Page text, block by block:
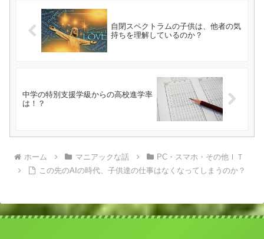
自閉スペクトラムの子供は、他者の気
持ちを理解しているのか？
中学の特別支援学級からの高校進学率
は！？
ホーム マニアックな話
PC・スマホ・その他ＩＴ
この先のAIの時代、子供達の仕事はなくなってしまうのか？